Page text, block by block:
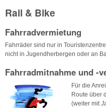
Rail & Bike
Fahrradvermietung
Fahrräder sind nur in
nicht in Jugendherbergen oder an
Fahrradmitnahme und -
Für die
Route über
(weiter mit